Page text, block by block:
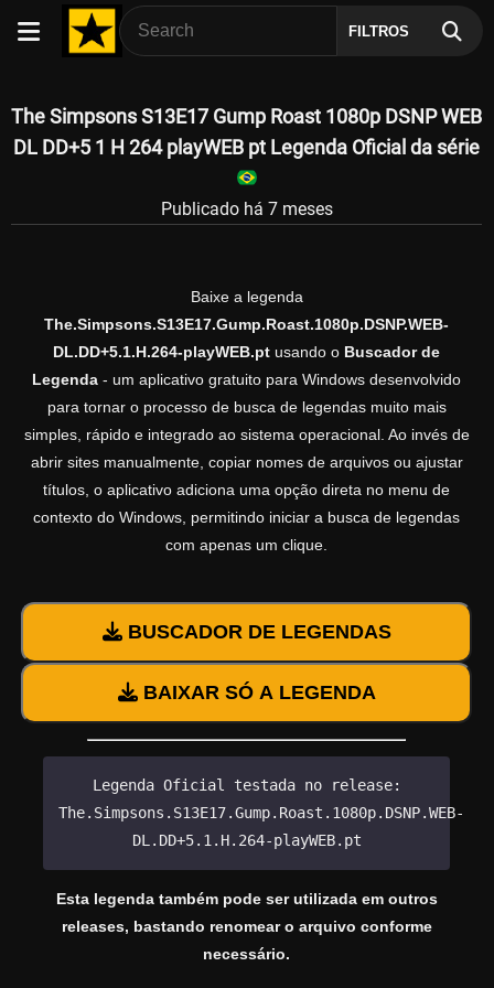
FILTROS
The Simpsons S13E17 Gump Roast 1080p DSNP WEB
DL DD+5 1 H 264 playWEB pt Legenda Oficial da série
Publicado há 7 meses
Baixe a legenda
The.Simpsons.S13E17.Gump.Roast.1080p.DSNP.WEB-
DL.DD+5.1.H.264-playWEB.pt usando o Buscador de
Legenda - um aplicativo gratuito para Windows desenvolvido
para tornar o processo de busca de legendas muito mais
simples, rápido e integrado ao sistema operacional. Ao invés de
abrir sites manualmente, copiar nomes de arquivos ou ajustar
títulos, o aplicativo adiciona uma opção direta no menu de
contexto do Windows, permitindo iniciar a busca de legendas
com apenas um clique.
BUSCADOR DE LEGENDAS
BAIXAR SÓ A LEGENDA
Legenda Oficial testada no release:
The.Simpsons.S13E17.Gump.Roast.1080p.DSNP.WEB-
DL.DD+5.1.H.264-playWEB.pt
Esta legenda também pode ser utilizada em outros
releases, bastando renomear o arquivo conforme
necessário.